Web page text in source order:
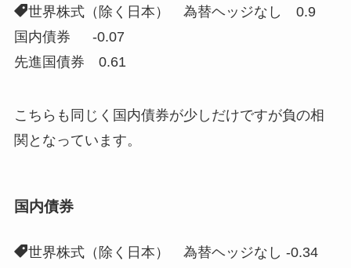
世界株式（除く日本） 為替ヘッジなし 0.9
国内債券 -0.07
先進国債券 0.61
こちらも同じく国内債券が少しだけですが負の相
関となっています。
国内債券
世界株式（除く日本） 為替ヘッジなし -0.34